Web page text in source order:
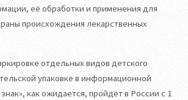
её обработки и применения для
происхождения лекарственных
отдельных видов детского
упаковке в информационной
как ожидается, пройдёт в России с 1